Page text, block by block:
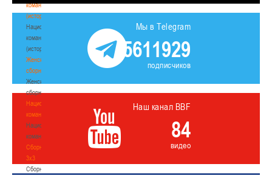
команда
(история)
Национальная
команда
(история)
Женские
сборные
Женские
сборные
Национальная
команда
Национальная
команда
Сборные
3х3
Сборные
Мы в Telegram
5611929
подписчиков
Наш канал BBF
84
видео